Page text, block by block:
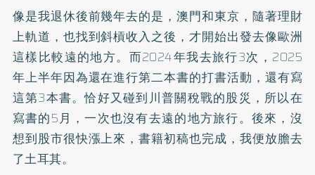
像是我退休後前幾年去的是，澳門和東京，隨著理財
上軌道，也找到斜槓收入之後，才開始出發去像歐洲
這樣比較遠的地方。而2024年我去旅行3次，2025
年上半年因為還在進行第二本書的打書活動，還有寫
這第3本書。恰好又碰到川普關稅戰的股災，所以在
寫書的5月，一次也沒有去遠的地方旅行。後來，沒
想到股市很快漲上來，書籍初稿也完成，我便放膽去
了土耳其。